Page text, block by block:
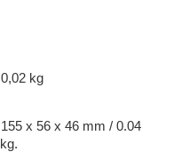
0,02 kg
155 x 56 x 46 mm / 0.04
kg.